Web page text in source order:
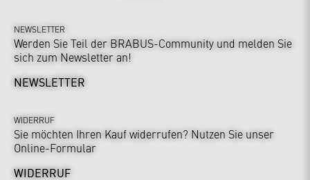
NEWSLETTER
Werden Sie Teil der BRABUS-Community und melden Sie
sich zum Newsletter an!
NEWSLETTER
WIDERRUF
Sie möchten Ihren Kauf widerrufen? Nutzen Sie unser
Online-Formular
WIDERRUF